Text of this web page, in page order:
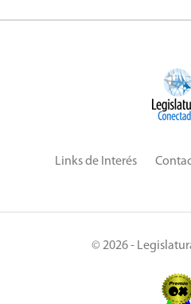
Links de Interés
© 2026 -